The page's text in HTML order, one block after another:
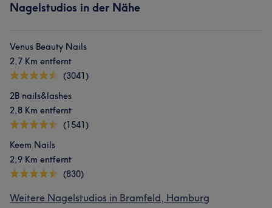
Nagelstudios in der Nähe
Venus Beauty Nails
2,7 Km entfernt
(3041)
2B nails&lashes
2,8 Km entfernt
(1541)
Keem Nails
2,9 Km entfernt
(830)
Weitere Nagelstudios in Bramfeld, Hamburg